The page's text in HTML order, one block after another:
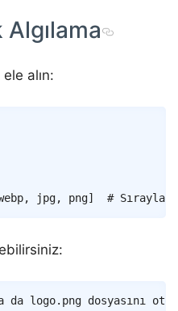
alın:
, jpg, png] # Sırayla
logo.png dosyasını
Copy